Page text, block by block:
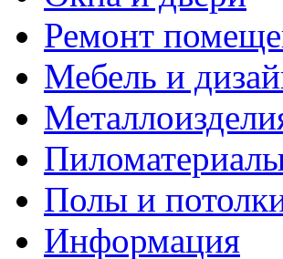
Ремонт
Мебель и
Полы и
Информация